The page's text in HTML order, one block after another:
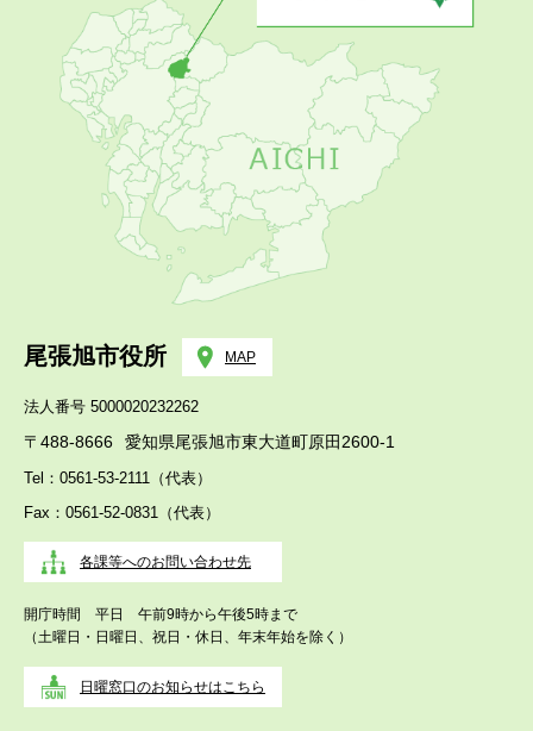
尾張旭市役所 MAP
法人番号 5000020232262
〒488-8666 愛知県尾張旭市東大道町原田2600-1
Tel：0561-53-2111（代表）
Fax：0561-52-0831（代表）
各課等へのお問い合わせ先
開庁時間 平日 午前9時から午後5時まで
（土曜日・日曜日、祝日・休日、年末年始を除く）
日曜窓口のお知らせはこちら